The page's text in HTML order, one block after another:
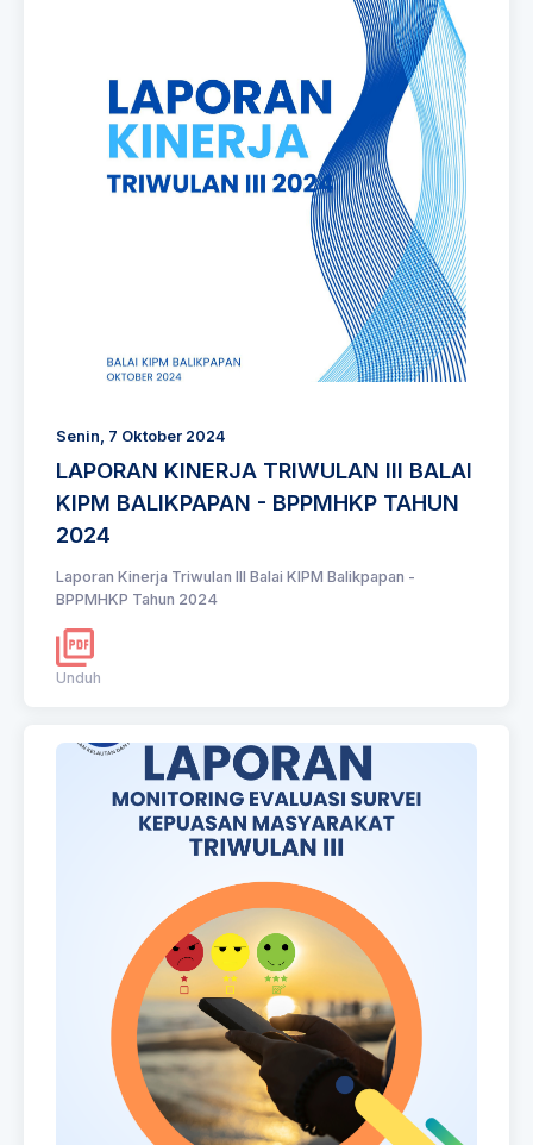
Senin, 7 Oktober 2024
LAPORAN KINERJA TRIWULAN III BALAI
KIPM BALIKPAPAN - BPPMHKP TAHUN
2024
Laporan Kinerja Triwulan III Balai KIPM Balikpapan -
BPPMHKP Tahun 2024
Unduh